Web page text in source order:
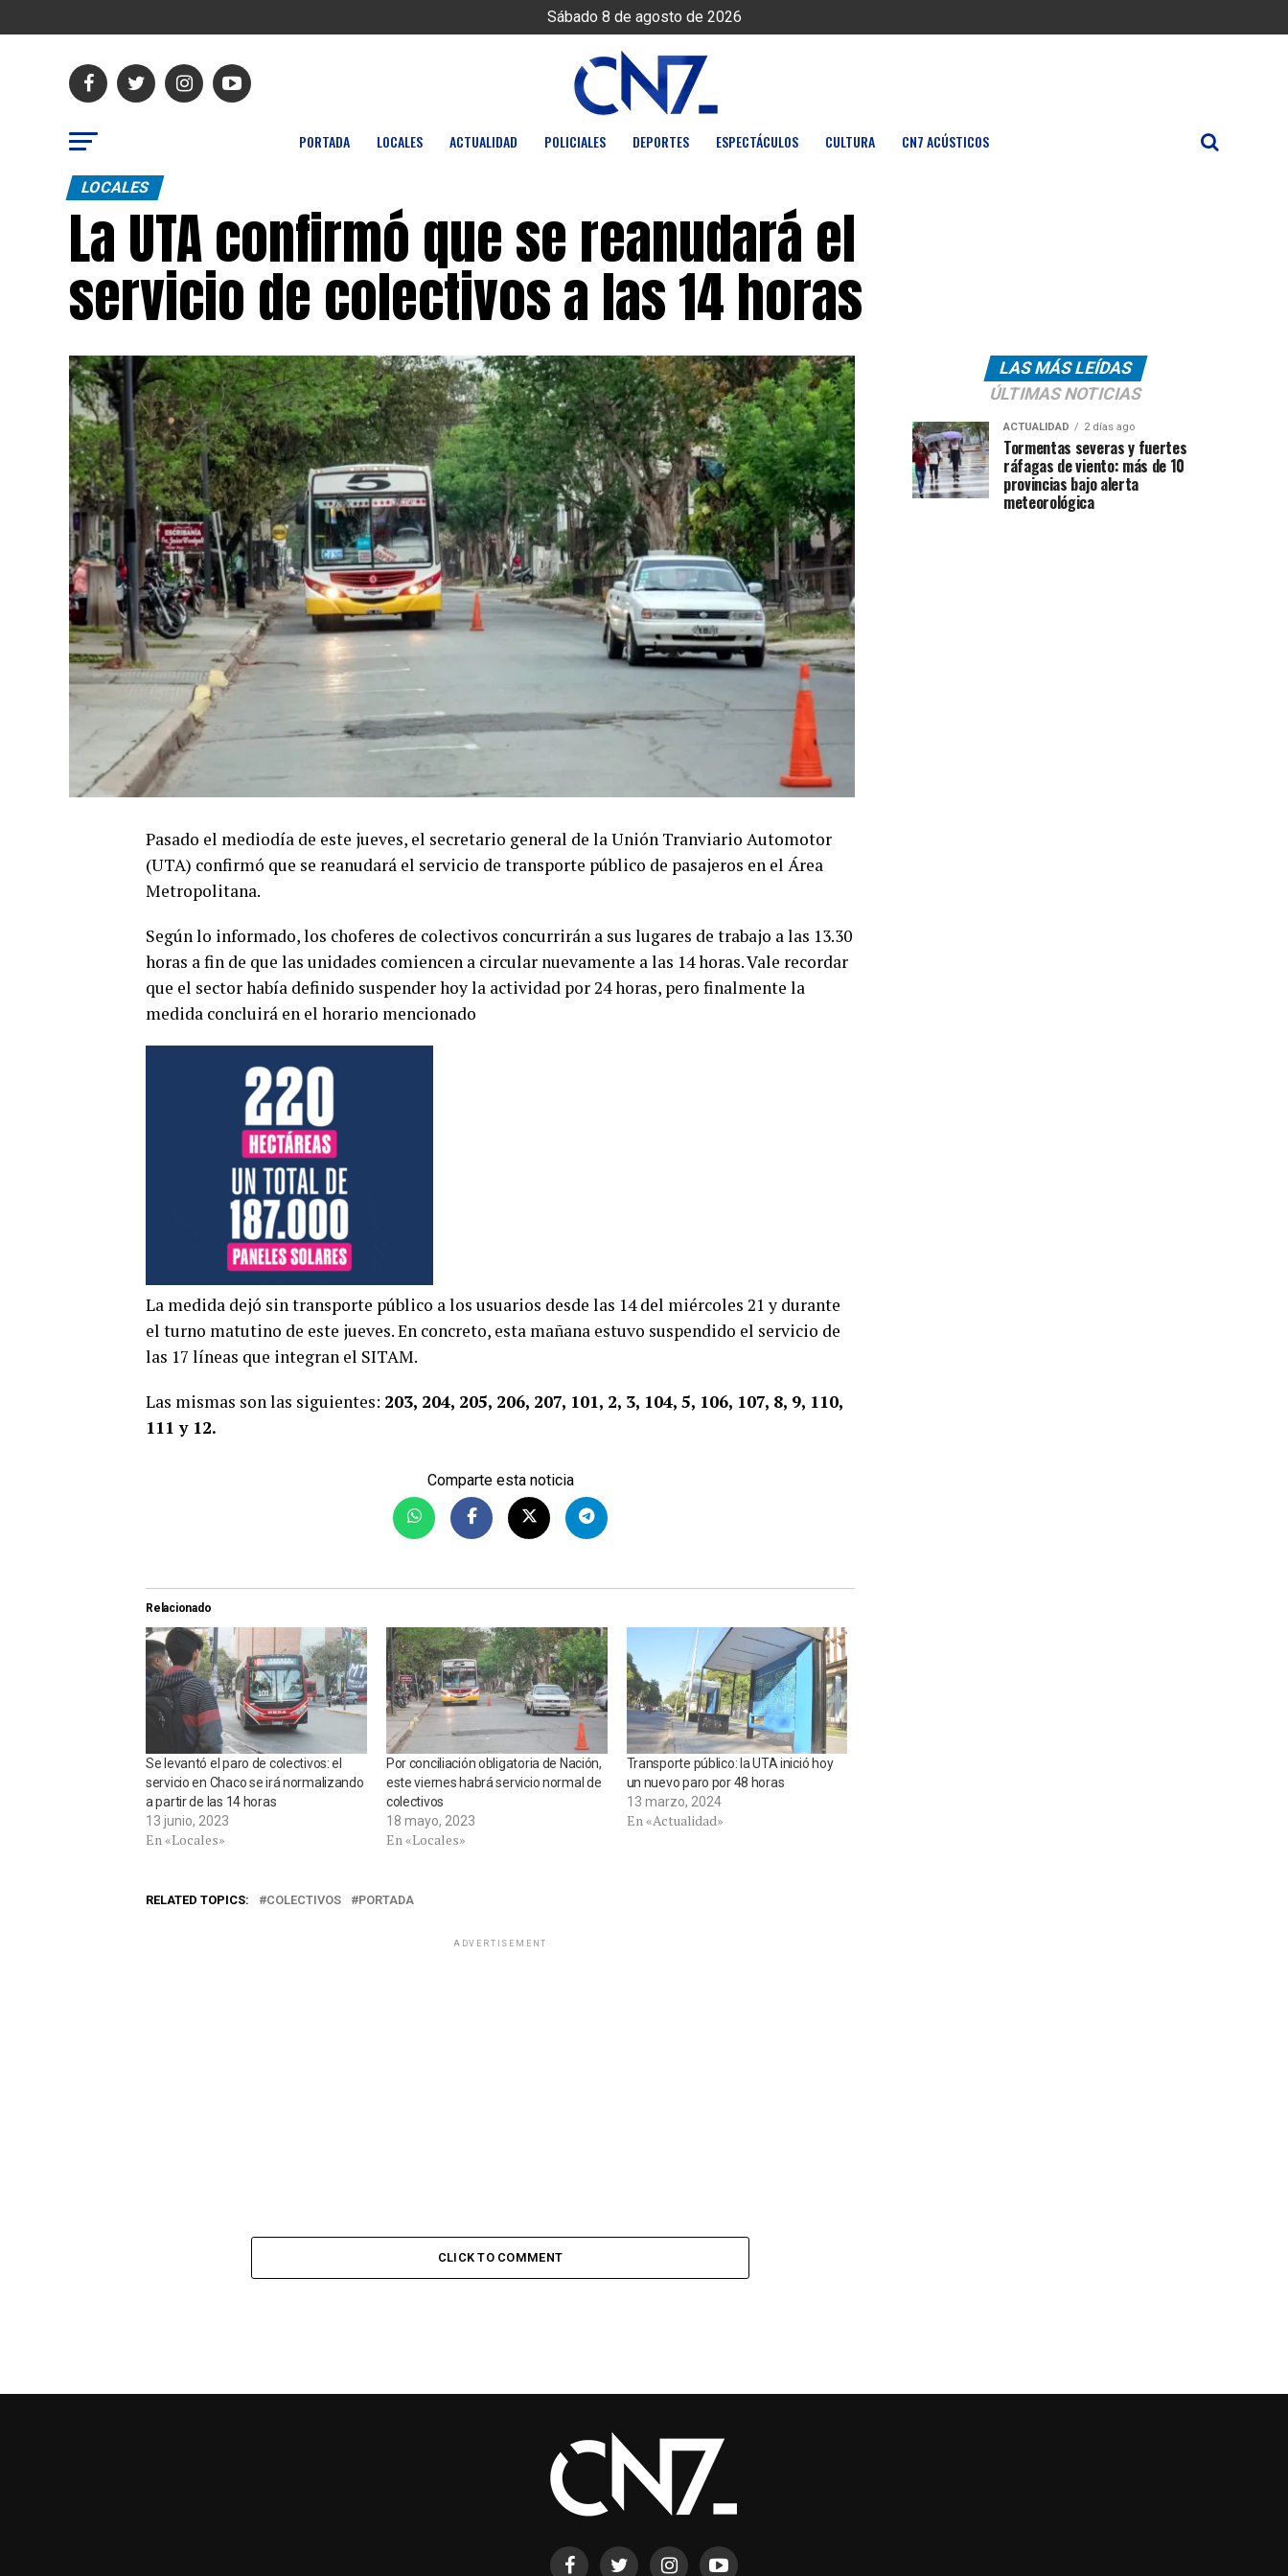
Sábado 8 de agosto de 2026
PORTADA LOCALES ACTUALIDAD POLICIALES DEPORTES ESPECTÁCULOS CULTURA CN7 ACÚSTICOS
LOCALES
La UTA confirmó que se reanudará el
servicio de colectivos a las 14 horas
Pasado el mediodía de este jueves, el secretario general de la Unión Tranviario Automotor
(UTA) confirmó que se reanudará el servicio de transporte público de pasajeros en el Área
Metropolitana.
Según lo informado, los choferes de colectivos concurrirán a sus lugares de trabajo a las 13.30
horas a fin de que las unidades comiencen a circular nuevamente a las 14 horas. Vale recordar
que el sector había definido suspender hoy la actividad por 24 horas, pero finalmente la
medida concluirá en el horario mencionado
La medida dejó sin transporte público a los usuarios desde las 14 del miércoles 21 y durante
el turno matutino de este jueves. En concreto, esta mañana estuvo suspendido el servicio de
las 17 líneas que integran el SITAM.
Las mismas son las siguientes: 203, 204, 205, 206, 207, 101, 2, 3, 104, 5, 106, 107, 8, 9, 110,
111 y 12.
Comparte esta noticia
Relacionado
Se levantó el paro de colectivos: el
servicio en Chaco se irá normalizando
a partir de las 14 horas
13 junio, 2023
En «Locales»
Por conciliación obligatoria de Nación,
este viernes habrá servicio normal de
colectivos
18 mayo, 2023
En «Locales»
Transporte público: la UTA inició hoy
un nuevo paro por 48 horas
13 marzo, 2024
En «Actualidad»
RELATED TOPICS: COLECTIVOS PORTADA
ADVERTISEMENT
CLICK TO COMMENT
LAS MÁS LEÍDAS
ÚLTIMAS NOTICIAS
ACTUALIDAD 2 días ago
Tormentas severas y fuertes
ráfagas de viento: más de 10
provincias bajo alerta
meteorológica